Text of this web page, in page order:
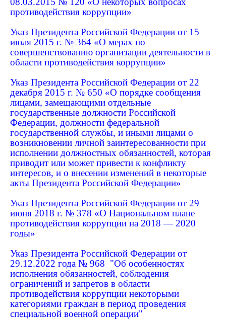
противодействия коррупции»
Указ Президента Российской Федерации от 15
июля 2015 г. № 364 «О мерах по
совершенствованию организации деятельности в
области противодействия коррупции»
Указ Президента Российской Федерации от 22
декабря 2015 г. № 650 «О порядке сообщения
лицами, замещающими отдельные
государственные должности Российской
Федерации, должности федеральной
государственной службы, и иными лицами о
возникновении личной заинтересованности при
исполнении должностных обязанностей, которая
приводит или может привести к конфликту
интересов, и о внесении изменений в некоторые
акты Президента Российской Федерации»
Указ Президента Российской Федерации от 29
июня 2018 г. № 378 «О Национальном плане
противодействия коррупции на 2018 — 2020
годы»
Указ Президента Российской Федерации от
29.12.2022 года № 968 "Об особенностях
исполнения обязанностей, соблюдения
ограничений и запретов в области
противодействия коррупции некоторыми
категориями граждан в период проведения
специальной военной операции"